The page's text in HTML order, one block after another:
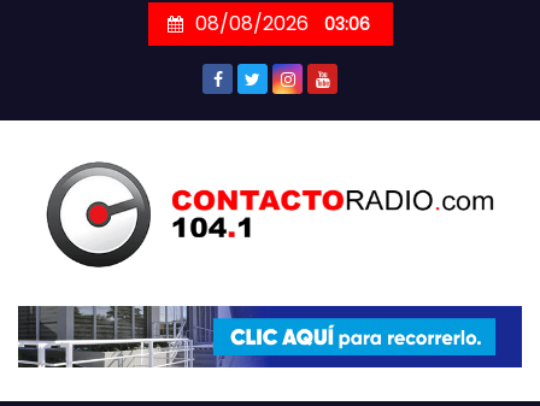
08/08/2026 03:06